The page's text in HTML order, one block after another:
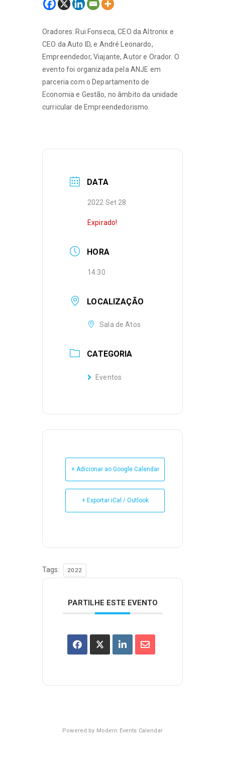
Oradores: Rui Fonseca, CEO da Altronix e
CEO da Auto ID, e André Leonardo,
Empreendedor, Viajante, Autor e Orador. O
evento foi organizada pela ANJE em
parceria com o Departamento de
Economia e Gestão, no âmbito da unidade
curricular de Empreendedorismo
DATA
2022 Set 28
Expirado!
HORA
14:30
LOCALIZAÇÃO
Sala de Atos
CATEGORIA
Eventos
+ Adicionar ao Google Calendar
+ Exportar iCal / Outlook
Tags: 2022
PARTILHE ESTE EVENTO
Powered by Modern Events Calendar